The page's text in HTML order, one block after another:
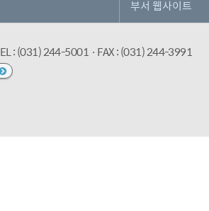
: (031) 244-5001 · FAX : (031) 244-3991